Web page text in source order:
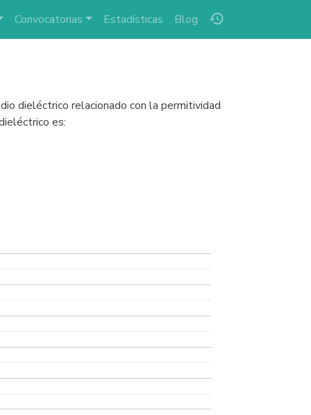
history
Convocatorias Estadísticas Blog
dieléctrico relacionado con la permitividad
es: